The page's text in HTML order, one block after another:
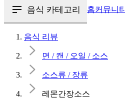
음식 카테고리 홈커뮤니티
음식 리뷰
면 / 캔 / 오일 / 소스
소스류 / 장류
레몬간장소스